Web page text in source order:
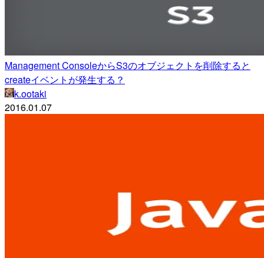
Management ConsoleからS3のオブジェクトを削除すると
createイベントが発生する？
k.ootaki
2016.01.07